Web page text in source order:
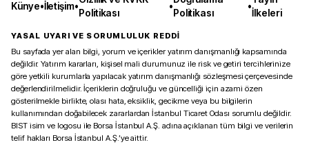
Künye•İletişim•
Politikası
•
Politikası
•
İlkeleri
YASAL UYARI VE SORUMLULUK REDDİ
Bu sayfada yer alan bilgi, yorum ve içerikler yatırım danışmanlığı kapsamında
değildir. Yatırım kararları, kişisel mali durumunuz ile risk ve getiri tercihlerinize
göre yetkili kurumlarla yapılacak yatırım danışmanlığı sözleşmesi çerçevesinde
değerlendirilmelidir. İçeriklerin doğruluğu ve güncelliği için azami özen
gösterilmekle birlikte, olası hata, eksiklik, gecikme veya bu bilgilerin
kullanımından doğabilecek zararlardan İstanbul Ticaret Odası sorumlu değildir.
BIST isim ve logosu ile Borsa İstanbul A.Ş. adına açıklanan tüm bilgi ve verilerin
telif hakları Borsa İstanbul A.Ş.’ye aittir.